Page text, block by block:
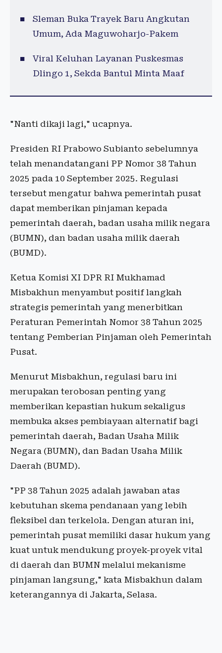
Sleman Buka Trayek Baru Angkutan
Umum, Ada Maguwoharjo-Pakem
Viral Keluhan Layanan Puskesmas
Dlingo 1, Sekda Bantul Minta Maaf
"Nanti dikaji lagi," ucapnya.
Presiden RI Prabowo Subianto sebelumnya
telah menandatangani PP Nomor 38 Tahun
2025 pada 10 September 2025. Regulasi
tersebut mengatur bahwa pemerintah pusat
dapat memberikan pinjaman kepada
pemerintah daerah, badan usaha milik negara
(BUMN), dan badan usaha milik daerah
(BUMD).
Ketua Komisi XI DPR RI Mukhamad
Misbakhun menyambut positif langkah
strategis pemerintah yang menerbitkan
Peraturan Pemerintah Nomor 38 Tahun 2025
tentang Pemberian Pinjaman oleh Pemerintah
Pusat.
Menurut Misbakhun, regulasi baru ini
merupakan terobosan penting yang
memberikan kepastian hukum sekaligus
membuka akses pembiayaan alternatif bagi
pemerintah daerah, Badan Usaha Milik
Negara (BUMN), dan Badan Usaha Milik
Daerah (BUMD).
"PP 38 Tahun 2025 adalah jawaban atas
kebutuhan skema pendanaan yang lebih
fleksibel dan terkelola. Dengan aturan ini,
pemerintah pusat memiliki dasar hukum yang
kuat untuk mendukung proyek-proyek vital
di daerah dan BUMN melalui mekanisme
pinjaman langsung," kata Misbakhun dalam
keterangannya di Jakarta, Selasa.